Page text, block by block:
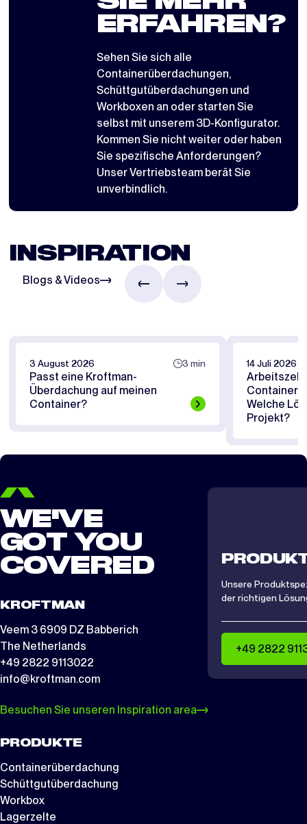
ERFAHREN?
Sehen Sie sich alle
Containerüberdachungen,
Schüttgutüberdachungen und
Workboxen an oder starten Sie
selbst mit unserem 3D-Konfigurator.
Kommen Sie nicht weiter oder haben
Sie spezifische Anforderungen?
Unser Vertriebsteam berät Sie
unverbindlich.
INSPIRATION
Blogs & Videos
3 August 2026 3 min
Passt eine Kroftman-
Überdachung auf meinen
Container?
14 Juli 2026
Arbeitszelt
Welche
Projekt?
WE'VE
GOT YOU
COVERED
KROFTMAN
Veem 3 6909 DZ Babberich
The Netherlands
+49 2822 9113022
info@kroftman.com
Besuchen Sie unseren Inspiration area
PRODUKTE
Containerüberdachung
Schüttgutüberdachung
Workbox
Lagerzelte
Unsere
der richtigen
+49 2822